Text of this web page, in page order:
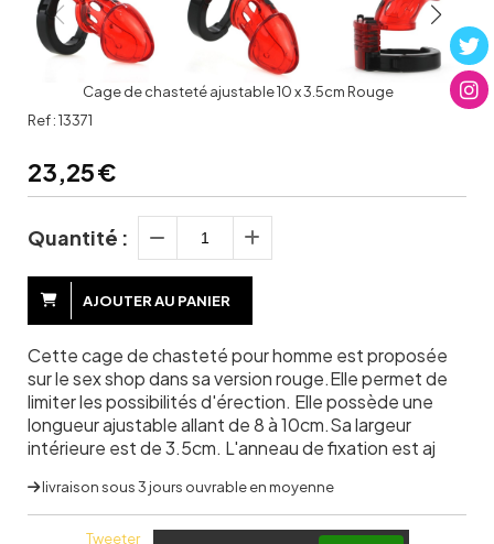
Cage de chasteté ajustable 10 x 3.5cm Rouge
Ref :13371
23,25€
Quantité :
AJOUTER AU PANIER
Cette cage de chasteté pour homme est proposée
sur le sex shop dans sa version rouge.Elle permet de
limiter les possibilités d'érection. Elle possède une
longueur ajustable allant de 8 à 10cm.Sa largeur
intérieure est de 3.5cm. L'anneau de fixation est aj
livraison sous 3 jours ouvrable en moyenne
Tweeter